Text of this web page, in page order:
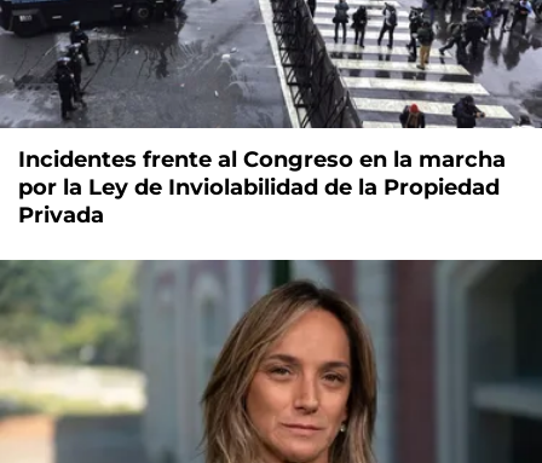
Incidentes frente al Congreso en la marcha
por la Ley de Inviolabilidad de la Propiedad
Privada